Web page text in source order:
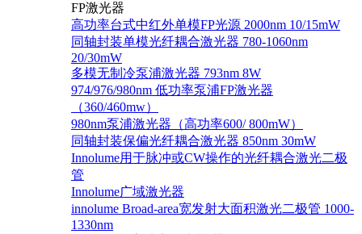
FP激光器
高功率台式中红外单模FP光源 2000nm 10/15mW
同轴封装单模光纤耦合激光器 780-1060nm
20/30mW
多模无制冷泵浦激光器 793nm 8W
974/976/980nm 低功率泵浦FP激光器
（360/460mw）
980nm泵浦激光器（高功率600/ 800mW）
同轴封装保偏光纤耦合激光器 850nm 30mW
Innolume用于脉冲或CW操作的光纤耦合激光二极
管
Innolume广域激光器
innolume Broad-area宽发射大面积激光二极管 1000-
1330nm